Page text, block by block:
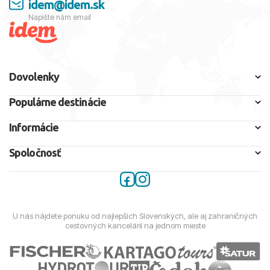
Zostáva rovnaký tím?
Áno. Tím, servis aj starostlivosť o klientov zostávajú
zachované.
Aktuálne ponuky nájdete na
Bude Travelco.sk ešte fungovať?
Web Travelco.sk bude presmerovaný na Idem.sk, aby ste
sa vždy dostali na správne miesto.
idem@idem.sk
Napíšte nám email
Dovolenky
Populárne destinácie
Informácie
Spoločnosť
U nás nájdete ponuku od najlepších Slovenských, ale aj zahraničných
cestovných kancelárií na jednom mieste